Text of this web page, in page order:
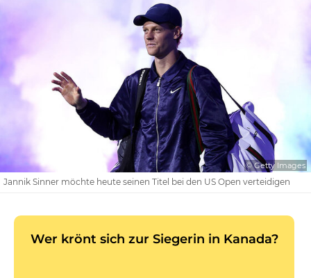
© Getty Images
Jannik Sinner möchte heute seinen Titel bei den US Open verteidigen